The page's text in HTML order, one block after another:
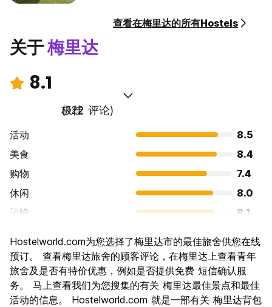
查看在梅里达的所有Hostels
关于梅里达
8.1
极佳
(122 评论)
活动
8.5
美食
8.4
购物
7.4
休闲
8.0
运输
8.1
文化
8.7
夜生活
7.1
物有所值
8.3
Hostelworld.com为您选择了梅里达市的最佳旅舍供您在线
预订。 查看梅里达旅舍的顾客评论，在梅里达上查看青年
旅舍及是否有特价优惠，例如是否提供免费 短信确认服
务。 马上查看我们为您搜集的有关 梅里达最佳景点和最佳
活动的信息。 Hostelworld.com 就是一部有关 梅里达背包